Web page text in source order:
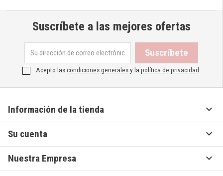
Suscríbete a las mejores ofertas
Acepto lascondiciones generalesy la política de privacidad
Información de la tienda 
Su cuenta 
Nuestra Empresa 